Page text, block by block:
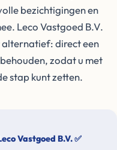
bezichtigingen en
Leco Vastgoed B.V.
alternatief: direct een
zodat u met
stap kunt zetten.
Vastgoed B.V. ✅